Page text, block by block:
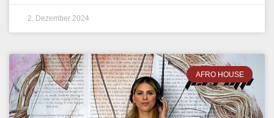
2. Dezember 2024
AFRO HOUSE